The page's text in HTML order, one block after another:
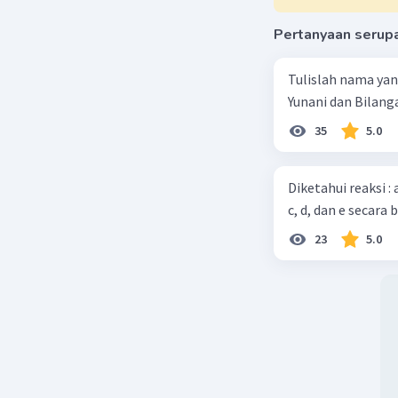
Selamat
Beri
Pertanyaan
Tulislah nama
Yunani dan
35 5.0
Diketahui reaksi :
c, d, dan e
23 5.0